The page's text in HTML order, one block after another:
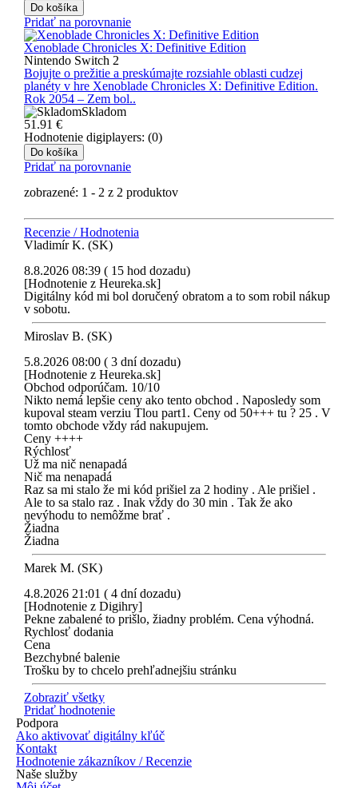
Do košíka
Pridať na porovnanie
Xenoblade Chronicles X: Definitive Edition
Nintendo Switch 2
Bojujte o prežitie a preskúmajte rozsiahle oblasti cudzej
planéty v hre Xenoblade Chronicles X: Definitive Edition.
Rok 2054 – Zem bol..
Skladom
51.91 €
Hodnotenie digiplayers: (0)
Do košíka
Pridať na porovnanie
zobrazené: 1 - 2 z 2 produktov
Recenzie / Hodnotenia
Vladimír K. (SK)
8.8.2026 08:39 ( 15 hod dozadu)
[Hodnotenie z Heureka.sk]
Digitálny kód mi bol doručený obratom a to som robil nákup
v sobotu.
Miroslav B. (SK)
5.8.2026 08:00 ( 3 dní dozadu)
[Hodnotenie z Heureka.sk]
Obchod odporúčam. 10/10
Nikto nemá lepšie ceny ako tento obchod . Naposledy som
kupoval steam verziu Tlou part1. Ceny od 50+++ tu ? 25 . V
tomto obchode vždy rád nakupujem.
Ceny ++++
Rýchlosť
Už ma nič nenapadá
Nič ma nenapadá
Raz sa mi stalo že mi kód prišiel za 2 hodiny . Ale prišiel .
Ale to sa stalo raz . Inak vždy do 30 min . Tak že ako
nevýhodu to nemôžme brať .
Žiadna
Žiadna
Marek M. (SK)
4.8.2026 21:01 ( 4 dní dozadu)
[Hodnotenie z Digihry]
Pekne zabalené to prišlo, žiadny problém. Cena výhodná.
Rychlosť dodania
Cena
Bezchybné balenie
Trošku by to chcelo prehľadnejšiu stránku
Zobraziť všetky
Pridať hodnotenie
Podpora
Ako aktivovať digitálny kľúč
Kontakt
Hodnotenie zákazníkov / Recenzie
Naše služby